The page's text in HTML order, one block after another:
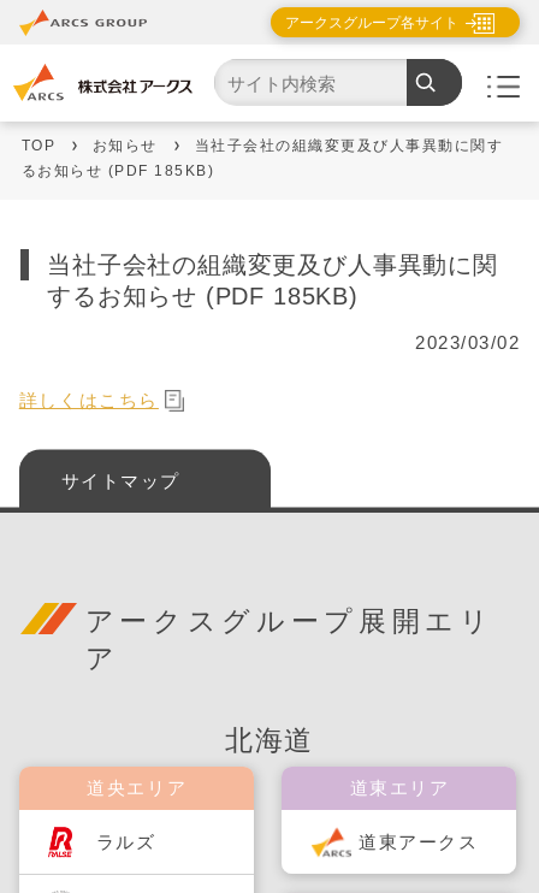
アークスグループ各サイト
TOP お知らせ
当社子会社の組織変更及び人事異動に関す
るお知らせ (PDF 185KB)
当社子会社の組織変更及び人事異動に関
するお知らせ (PDF 185KB)
2023/03/02
詳しくはこちら
サイトマップ
アークスグループ展開エリ
ア
北海道
道央エリア
ラルズ
道東エリア
道東アークス